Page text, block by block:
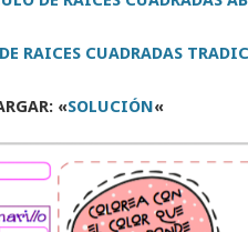
RAICES CUADRADAS
«SOLUCIÓN«